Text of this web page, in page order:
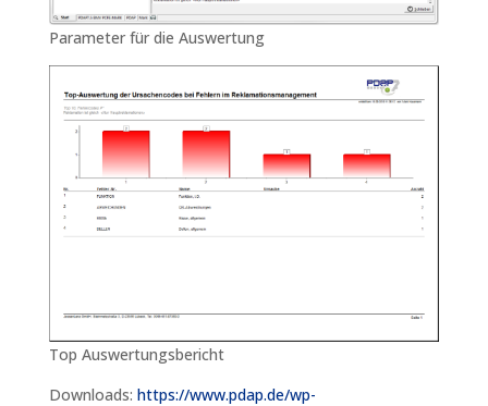
Parameter für die Auswertung
Top Auswertungsbericht
Downloads: https://www.pdap.de/wp-